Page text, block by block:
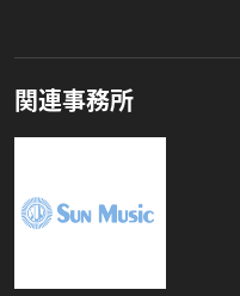
関連事務所